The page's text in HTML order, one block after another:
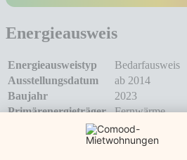
Energieausweis
Energieausweistyp
Bedarfausweis
Ausstellungsdatum
ab 2014
Baujahr
2023
Primärenergieträger
Fernwärme
Endenenergiebedarf
26,00 kWh/(m
Energieeffizienzklasse A+